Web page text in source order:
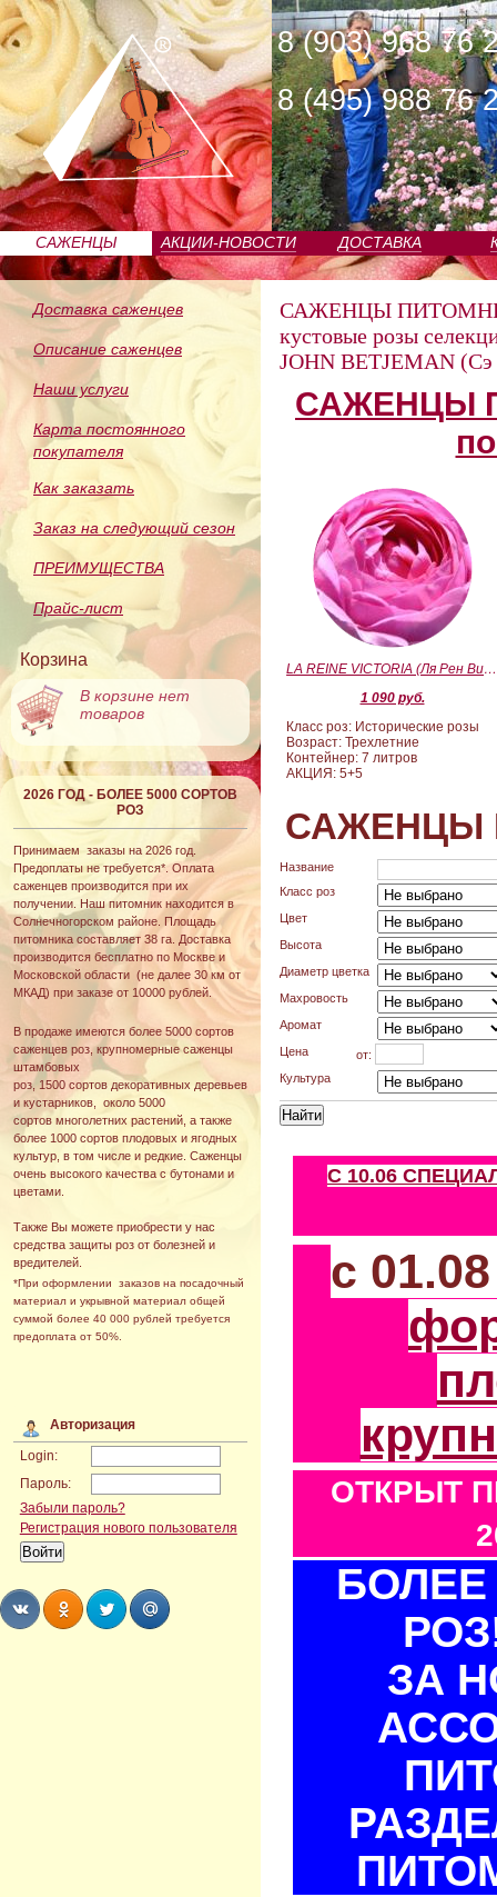
8 (903) 968 76
8 (495) 988 76
САЖЕНЦЫ
ПИТОМНИКА
АКЦИИ-НОВОСТИ ДОСТАВКА
Доставка саженцев
Описание саженцев
Наши услуги
Карта постоянного
покупателя
Как заказать
Заказ на следующий сезон
ПРЕИМУЩЕСТВА
Прайс-лист
Корзина
В корзине нет
товаров
2026 ГОД - БОЛЕЕ 5000 СОРТОВ
РОЗ
Принимаем заказы на 2026 год.
Предоплаты не требуется*. Оплата
саженцев производится при их
получении. Наш питомник находится в
Солнечногорском районе. Площадь
питомника составляет 38 га. Доставка
производится бесплатно по Москве и
Московской области (не далее 30 км от
МКАД) при заказе от 10000 рублей.
В продаже имеются более 5000 сортов
саженцев роз, крупномерные саженцы
штамбовых
роз, 1500 сортов декоративных деревьев
и кустарников, около 5000
сортов многолетних растений, а также
более 1000 сортов плодовых и ягодных
культур, в том числе и редкие. Саженцы
очень высокого качества с бутонами и
цветами.
Также Вы можете приобрести у нас
средства защиты роз от болезней и
вредителей.
*При оформлении заказов на посадочный
материал и укрывной материал общей
суммой более 40 000 рублей требуется
предоплата от 50%.
Авторизация
Login:
Пароль:
Забыли пароль?
Регистрация нового пользователя
САЖЕНЦЫ
кустовые розы
JOHN BETJEMAN
САЖЕНЦЫ
LA REINE VICTORIA (Ля Рен Виктория)
1 090 руб.
Класс роз: Исторические розы
Возраст: Трехлетние
Контейнер: 7 литров
АКЦИЯ: 5+5
САЖЕНЦЫ
Название
Класс роз
Цвет
Высота
Диаметр цветка
Махровость
Аромат
Цена
от:
Культура
С 10.06
с
ОТКРЫТ
БОЛЕЕ
ЗА